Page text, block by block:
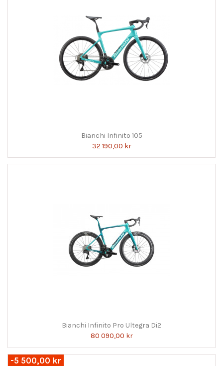
Bianchi Infinito 105
32 190,00 kr
Bianchi Infinito Pro Ultegra Di2
80 090,00 kr
-5 500,00 kr